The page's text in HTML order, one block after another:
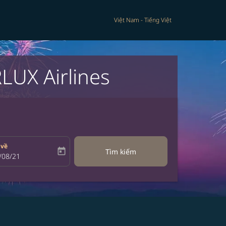
Việt Nam -Tiếng Việt
Airlines
return-date-aria-label
21 today Tìm kiếm